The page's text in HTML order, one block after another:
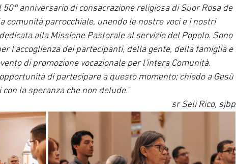
anniversario di consacrazione religiosa di Suor Rosa de
comunità parrocchiale, unendo le nostre voci e i nostri
alla Missione Pastorale al servizio del Popolo. Sono
l'accoglienza dei partecipanti, della gente, della famiglia e
di promozione vocazionale per l'intera Comunità.
di partecipare a questo momento; chiedo a Gesù
la speranza che non delude."
sr Seli Rico, sjbp